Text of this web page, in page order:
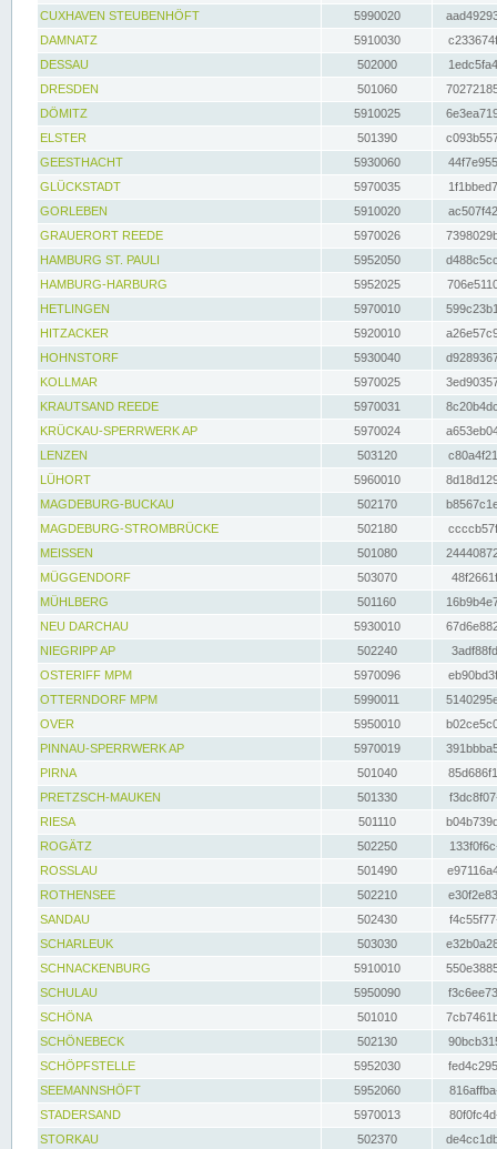
CUXHAVEN STEUBENHÖFT
5990020
DAMNATZ
5910030
DESSAU
502000
DRESDEN
501060
DÖMITZ
5910025
ELSTER
501390
GEESTHACHT
5930060
GLÜCKSTADT
5970035
GORLEBEN
5910020
GRAUERORT REEDE
5970026
HAMBURG ST. PAULI
5952050
HAMBURG-HARBURG
5952025
HETLINGEN
5970010
HITZACKER
5920010
HOHNSTORF
5930040
KOLLMAR
5970025
KRAUTSAND REEDE
5970031
KRÜCKAU-SPERRWERK AP
5970024
LENZEN
503120
LÜHORT
5960010
MAGDEBURG-BUCKAU
502170
MAGDEBURG-STROMBRÜCKE
502180
MEISSEN
501080
MÜGGENDORF
503070
MÜHLBERG
501160
NEU DARCHAU
5930010
NIEGRIPP AP
502240
OSTERIFF MPM
5970096
OTTERNDORF MPM
5990011
OVER
5950010
PINNAU-SPERRWERK AP
5970019
PIRNA
501040
PRETZSCH-MAUKEN
501330
RIESA
501110
ROGÄTZ
502250
ROSSLAU
501490
ROTHENSEE
502210
SANDAU
502430
SCHARLEUK
503030
SCHNACKENBURG
5910010
SCHULAU
5950090
SCHÖNA
501010
SCHÖNEBECK
502130
SCHÖPFSTELLE
5952030
SEEMANNSHÖFT
5952060
STADERSAND
5970013
STORKAU
502370